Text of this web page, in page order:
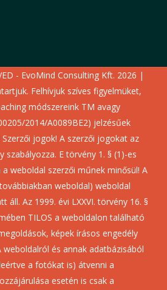
- EvoMind Consulting Kft. 2026 |
Felhívjuk szíves figyelmüket,
módszereink TM avagy
2014/A0089BE2) jelzésűek
jogok! A szerzői jogokat az
szabályozza. E törvény 1. § (1)-es
weboldal szerzői műnek minősül! A
weboldal) weboldal
áll. Az 1999. évi LXXVI. törvény 16. §
TILOS a weboldalon található
képek írásos engedély
weboldalról és annak adatbázisából
a fotókat is) átvenni a
esetén is csak a